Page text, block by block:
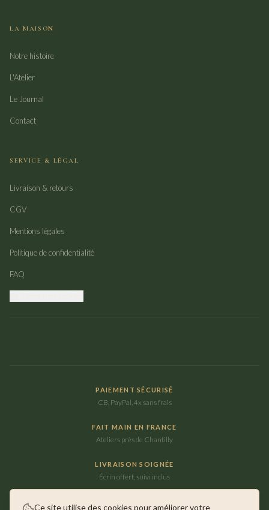
LA MAISON
Notre histoire
L'Atelier
Le Journal
Contact
SERVICE & LÉGAL
Livraison & retours
CGV
Mentions légales
Politique de confidentialité
FAQ
PAIEMENT SÉCURISÉ
CB, PayPal, 4x sans frais
FAIT MAIN EN FRANCE
Ateliers près de Chantilly
LIVRAISON SOIGNÉE
Écrin offert, suivi inclus
Ce site utilise des cookies pour améliorer votre